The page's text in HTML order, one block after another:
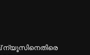
ന്യൂസിനെതിരെ